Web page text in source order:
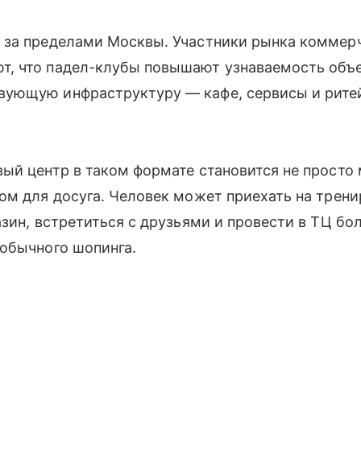
пределами Москвы. Участники рынка
что падел-клубы повышают узнаваемость
инфраструктуру — кафе, сервисы и
центр в таком формате становится не просто
для досуга. Человек может приехать на
встретиться с друзьями и провести в ТЦ
шопинга.